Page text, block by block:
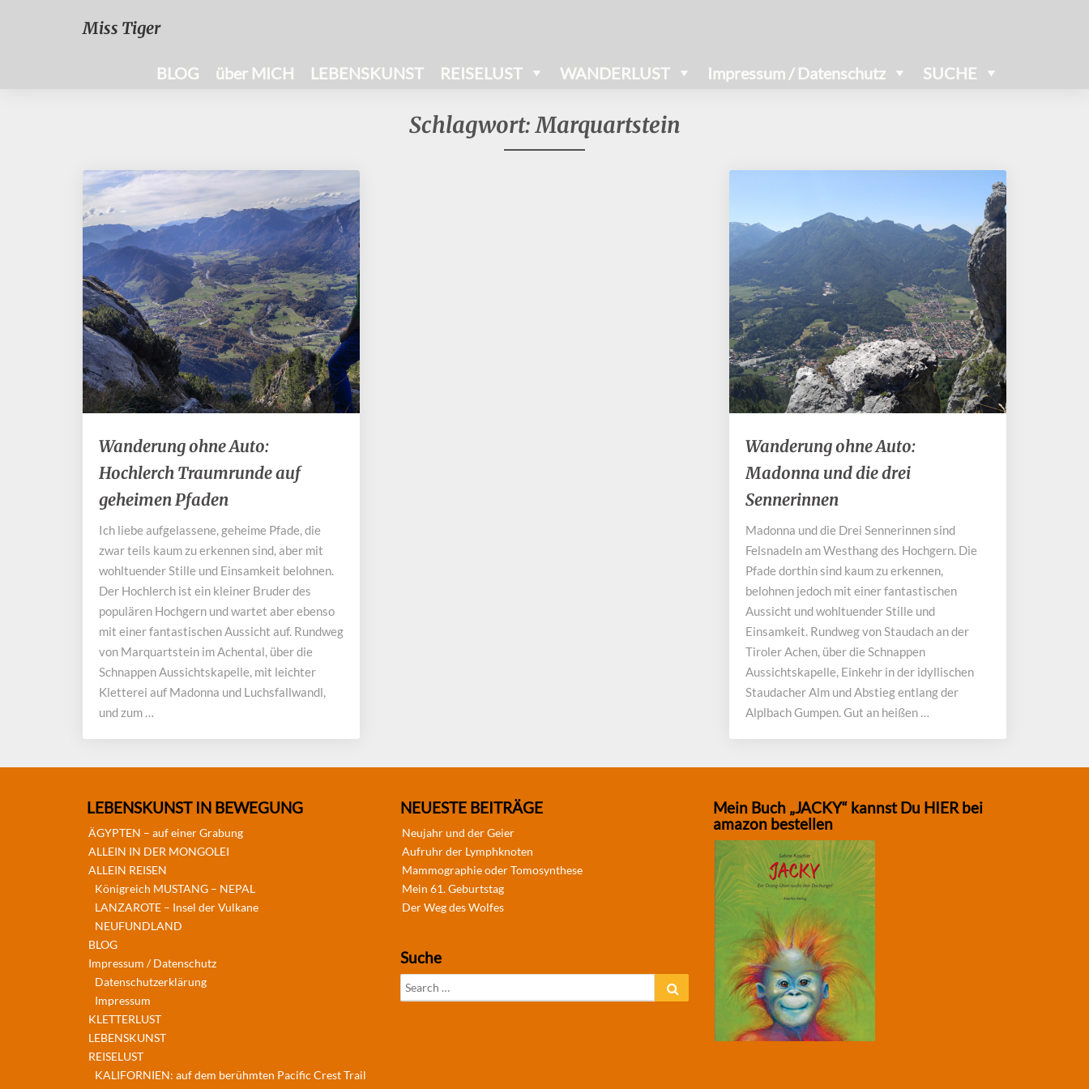
Miss Tiger
BLOG über MICH LEBENSKUNST REISELUST WANDERLUST Impressum / Datenschutz SUCHE
Schlagwort:Marquartstein
Wanderung
ohne
Auto:
Hochlerch
Traumrunde
auf
geheimen
Wanderung ohne Auto:
Hochlerch Traumrunde auf
geheimen Pfaden
Ich liebe aufgelassene, geheime Pfade, die
zwar teils kaum zu erkennen sind, aber mit
wohltuender Stille und Einsamkeit belohnen.
Der Hochlerch ist ein kleiner Bruder des
populären Hochgern und wartet aber ebenso
mit einer fantastischen Aussicht auf. Rundweg
von Marquartstein im Achental, über die
Schnappen Aussichtskapelle, mit leichter
Kletterei auf Madonna und Luchsfallwandl,
und zum …
Wanderung
ohne
Auto:
Madonna
und
die
drei
Wanderung ohne Auto:
Madonna und die drei
Sennerinnen
Madonna und die Drei Sennerinnen sind
Felsnadeln am Westhang des Hochgern. Die
Pfade dorthin sind kaum zu erkennen,
belohnen jedoch mit einer fantastischen
Aussicht und wohltuender Stille und
Einsamkeit. Rundweg von Staudach an der
Tiroler Achen, über die Schnappen
Aussichtskapelle, Einkehr in der idyllischen
Staudacher Alm und Abstieg entlang der
Alplbach Gumpen. Gut an heißen …
LEBENSKUNST IN BEWEGUNG
ÄGYPTEN – auf einer Grabung
ALLEIN IN DER MONGOLEI
ALLEIN REISEN
Königreich MUSTANG – NEPAL
LANZAROTE – Insel der Vulkane
NEUFUNDLAND
BLOG
Impressum / Datenschutz
Datenschutzerklärung
Impressum
KLETTERLUST
LEBENSKUNST
REISELUST
KALIFORNIEN: auf dem berühmten Pacific Crest Trail
NEUESTE BEITRÄGE
Neujahr und der Geier
Aufruhr der Lymphknoten
Mammographie oder Tomosynthese
Mein 61. Geburtstag
Der Weg des Wolfes
Suche
Search
for:
Mein Buch „JACKY“ kannst Du HIER bei
amazon bestellen